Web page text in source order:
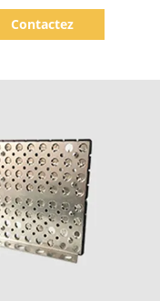
paquets de batterie
Contactez